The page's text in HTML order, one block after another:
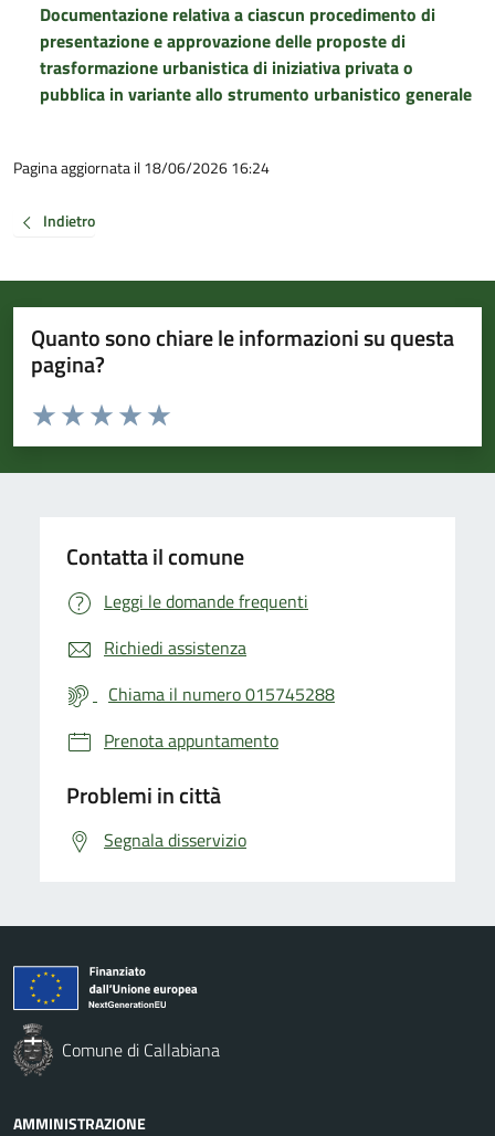
Documentazione relativa a ciascun procedimento di
presentazione e approvazione delle proposte di
trasformazione urbanistica di iniziativa privata o
pubblica in variante allo strumento urbanistico generale
Pagina aggiornata il 18/06/2026 16:24
Indietro
Quanto sono chiare le informazioni su questa
pagina?
Valuta da 1 a 5 stelle la pagina
Valuta 5 stelle su 5
Valuta 4 stelle su 5
Valuta 3 stelle su 5
Valuta 2 stelle su 5
Valuta 1 stelle su 5
Contatta il comune
Leggi le domande frequenti
Richiedi assistenza
Chiama il numero 015745288
Prenota appuntamento
Problemi in città
Segnala disservizio
Comune di Callabiana
AMMINISTRAZIONE